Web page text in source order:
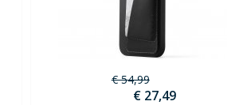
€ 54,99
€ 27,49